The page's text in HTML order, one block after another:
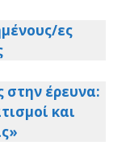
ες
στην έρευνα:
και